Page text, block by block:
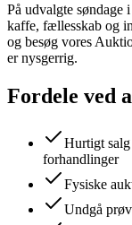
På udvalgte
kaffe, fællesskab og
og besøg vores
er nysgerrig.
Fordele ved
Hurtigt
forhandlinger
Fysiske
Undgå